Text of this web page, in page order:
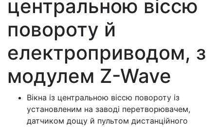
центральною віссю
повороту й
електроприводом, з
модулем Z-Wave
Вікна із центральною віссю повороту із
установленим на заводі перетворювачем,
датчиком дощу й пультом дистанційного